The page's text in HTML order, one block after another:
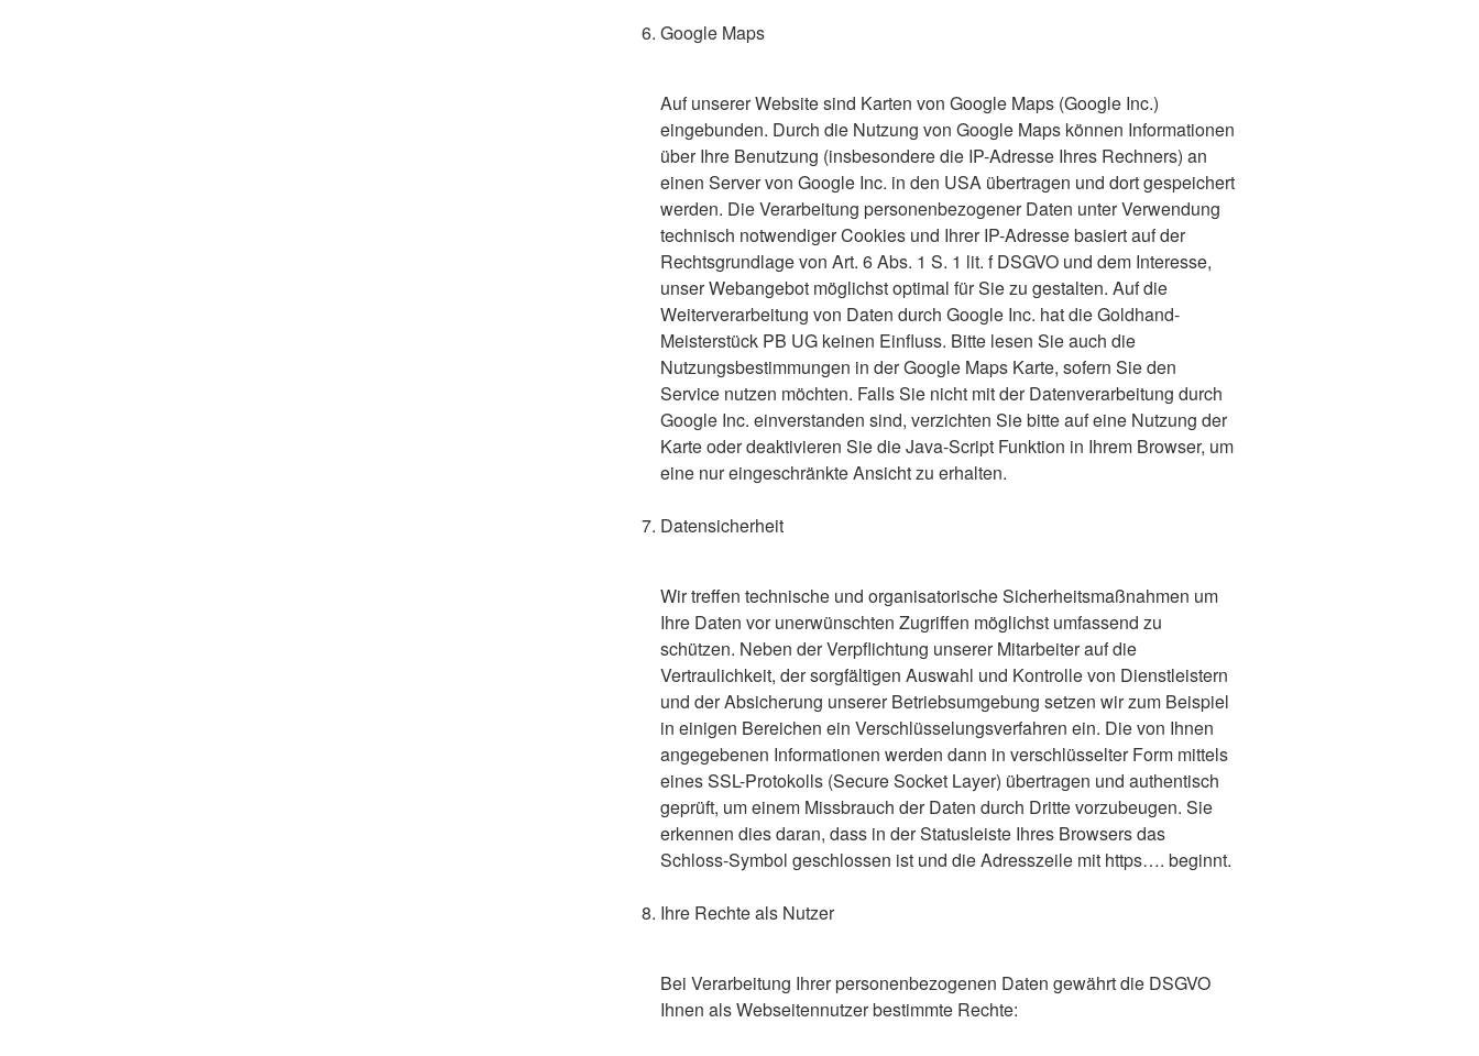
Google Maps
Auf unserer Website sind Karten von Google Maps (Google Inc.)
eingebunden. Durch die Nutzung von Google Maps können Informationen
über Ihre Benutzung (insbesondere die IP-Adresse Ihres Rechners) an
einen Server von Google Inc. in den USA übertragen und dort gespeichert
werden. Die Verarbeitung personenbezogener Daten unter Verwendung
technisch notwendiger Cookies und Ihrer IP-Adresse basiert auf der
Rechtsgrundlage von Art. 6 Abs. 1 S. 1 lit. f DSGVO und dem Interesse,
unser Webangebot möglichst optimal für Sie zu gestalten. Auf die
Weiterverarbeitung von Daten durch Google Inc. hat die Goldhand-
Meisterstück PB UG keinen Einfluss. Bitte lesen Sie auch die
Nutzungsbestimmungen in der Google Maps Karte, sofern Sie den
Service nutzen möchten. Falls Sie nicht mit der Datenverarbeitung durch
Google Inc. einverstanden sind, verzichten Sie bitte auf eine Nutzung der
Karte oder deaktivieren Sie die Java-Script Funktion in Ihrem Browser, um
eine nur eingeschränkte Ansicht zu erhalten.
Datensicherheit
Wir treffen technische und organisatorische Sicherheitsmaßnahmen um
Ihre Daten vor unerwünschten Zugriffen möglichst umfassend zu
schützen. Neben der Verpflichtung unserer Mitarbeiter auf die
Vertraulichkeit, der sorgfältigen Auswahl und Kontrolle von Dienstleistern
und der Absicherung unserer Betriebsumgebung setzen wir zum Beispiel
in einigen Bereichen ein Verschlüsselungsverfahren ein. Die von Ihnen
angegebenen Informationen werden dann in verschlüsselter Form mittels
eines SSL-Protokolls (Secure Socket Layer) übertragen und authentisch
geprüft, um einem Missbrauch der Daten durch Dritte vorzubeugen. Sie
erkennen dies daran, dass in der Statusleiste Ihres Browsers das
Schloss-Symbol geschlossen ist und die Adresszeile mit https…. beginnt.
Ihre Rechte als Nutzer
Bei Verarbeitung Ihrer personenbezogenen Daten gewährt die DSGVO
Ihnen als Webseitennutzer bestimmte Rechte: